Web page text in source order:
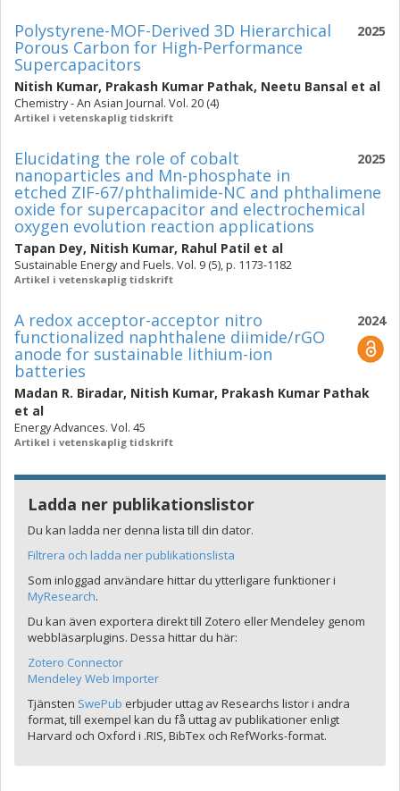
2025
Polystyrene-MOF-Derived 3D Hierarchical
Porous Carbon for High-Performance
Supercapacitors
Nitish Kumar, Prakash Kumar Pathak, Neetu Bansal et al
Chemistry - An Asian Journal. Vol. 20 (4)
Artikel i vetenskaplig tidskrift
2025
Elucidating the role of cobalt
nanoparticles and Mn-phosphate in
etched ZIF-67/phthalimide-NC and phthalimene
oxide for supercapacitor and electrochemical
oxygen evolution reaction applications
Tapan Dey, Nitish Kumar, Rahul Patil et al
Sustainable Energy and Fuels. Vol. 9 (5), p. 1173-1182
Artikel i vetenskaplig tidskrift
2024
A redox acceptor-acceptor nitro
functionalized naphthalene diimide/rGO
anode for sustainable lithium-ion
batteries
Madan R. Biradar, Nitish Kumar, Prakash Kumar Pathak
et al
Energy Advances. Vol. 45
Artikel i vetenskaplig tidskrift
Ladda ner publikationslistor
Du kan ladda ner denna lista till din dator.
Filtrera och ladda ner publikationslista
Som inloggad användare hittar du ytterligare funktioner i
MyResearch.
Du kan även exportera direkt till Zotero eller Mendeley genom
webbläsarplugins. Dessa hittar du här:
Zotero Connector
Mendeley Web Importer
Tjänsten SwePub erbjuder uttag av Researchs listor i andra
format, till exempel kan du få uttag av publikationer enligt
Harvard och Oxford i .RIS, BibTex och RefWorks-format.